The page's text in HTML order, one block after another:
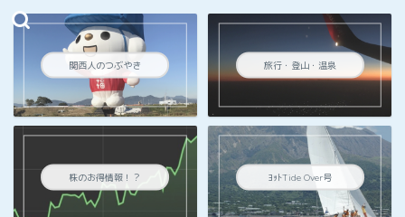
関西人のつぶやき 旅行・登山・温泉
株のお得情報！？ ﾖｯﾄTide Over号